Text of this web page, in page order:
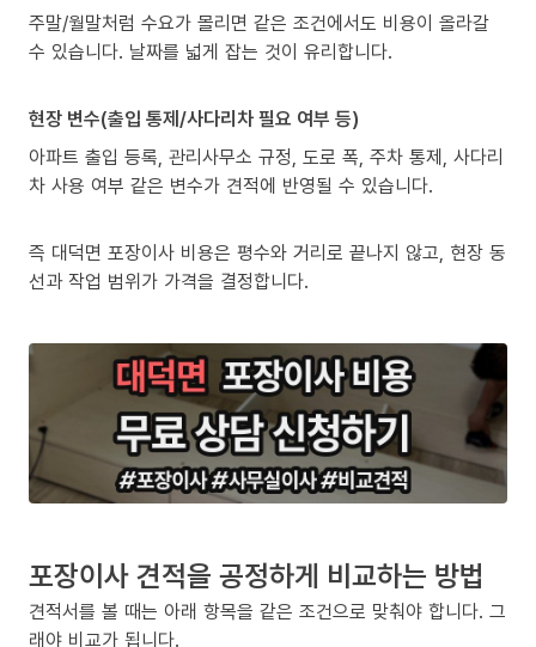
주말/월말처럼 수요가 몰리면 같은 조건에서도 비용이 올라갈
수 있습니다. 날짜를 넓게 잡는 것이 유리합니다.
현장 변수(출입 통제/사다리차 필요 여부 등)
아파트 출입 등록, 관리사무소 규정, 도로 폭, 주차 통제, 사다리
차 사용 여부 같은 변수가 견적에 반영될 수 있습니다.
즉 대덕면 포장이사 비용은 평수와 거리로 끝나지 않고, 현장 동
선과 작업 범위가 가격을 결정합니다.
포장이사 견적을 공정하게 비교하는 방법
견적서를 볼 때는 아래 항목을 같은 조건으로 맞춰야 합니다. 그
래야 비교가 됩니다.